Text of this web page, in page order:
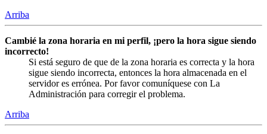
Arriba
Cambié la zona horaria en mi perfil, ¡pero la hora sigue siendo
incorrecto!
Si está seguro de que de la zona horaria es correcta y la hora
sigue siendo incorrecta, entonces la hora almacenada en el
servidor es errónea. Por favor comuníquese con La
Administración para corregir el problema.
Arriba